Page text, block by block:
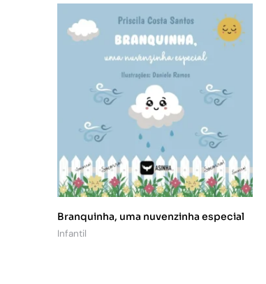
Branquinha, uma nuvenzinha especial
Infantil